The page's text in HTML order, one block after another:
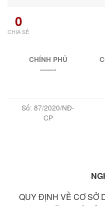
0
CHIA SẺ
CHÍNH PHỦ
——-
Số: 87/2020/NĐ-
CP
QUY ĐỊNH VỀ CƠ SỞ